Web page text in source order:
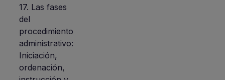
17. Las fases
del
procedimiento
administrativo:
Iniciación,
ordenación,